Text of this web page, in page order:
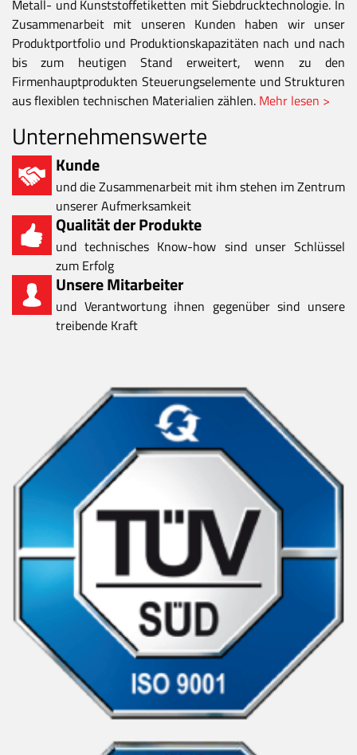
Metall- und Kunststoffetiketten mit Siebdrucktechnologie. In
Zusammenarbeit mit unseren Kunden haben wir unser
Produktportfolio und Produktionskapazitäten nach und nach
bis zum heutigen Stand erweitert, wenn zu den
Firmenhauptprodukten Steuerungselemente und Strukturen
aus flexiblen technischen Materialien zählen. Mehr lesen >
Unternehmenswerte
Kunde
und die Zusammenarbeit mit ihm stehen im Zentrum
unserer Aufmerksamkeit
Qualität der Produkte
und technisches Know-how sind unser Schlüssel
zum Erfolg
Unsere Mitarbeiter
und Verantwortung ihnen gegenüber sind unsere
treibende Kraft